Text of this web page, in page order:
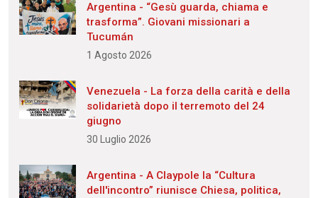
Argentina - “Gesù guarda, chiama e
trasforma”. Giovani missionari a
Tucumán
1 Agosto 2026
Venezuela - La forza della carità e della
solidarietà dopo il terremoto del 24
giugno
30 Luglio 2026
Argentina - A Claypole la “Cultura
dell'incontro” riunisce Chiesa, politica,